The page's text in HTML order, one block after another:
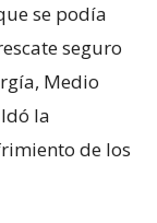
se podía
seguro
Medio
la
de los